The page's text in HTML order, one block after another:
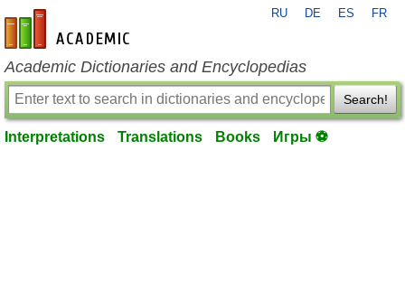
en-academic.com
RU DE ES FR
Academic Dictionaries and Encyclopedias
Search!
Interpretations Translations Books Игры ⚽